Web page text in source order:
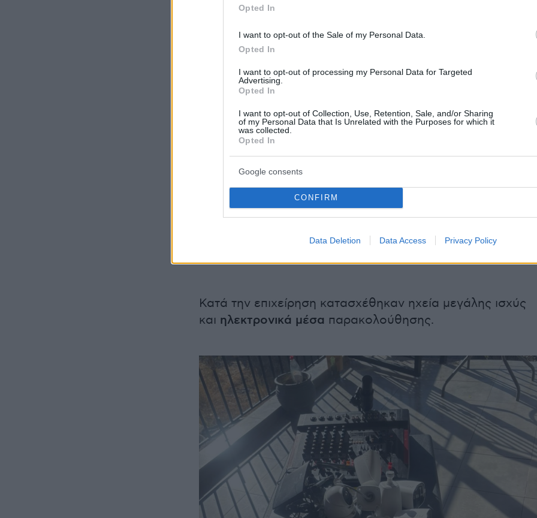
Opted In
I want to opt-out of the Sale of my Personal Data.
Opted In
I want to opt-out of processing my Personal Data for Targeted
Advertising.
Opted In
I want to opt-out of Collection, Use, Retention, Sale, and/or Sharing
of my Personal Data that Is Unrelated with the Purposes for which it
was collected.
Opted In
Google consents
CONFIRM
Data Deletion Data Access Privacy Policy
Κατά την επιχείρηση κατασχέθηκαν ηχεία μεγάλης ισχύς
και ηλεκτρονικά μέσα παρακολούθησης.